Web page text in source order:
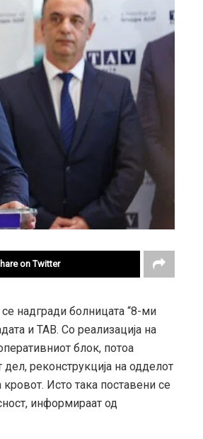
on Twitter
надгради болницата “8-ми
и ТАВ. Со реализација на
блок, потоа
реконструкција на одделот
кровот. Исто така поставени се
информираат од